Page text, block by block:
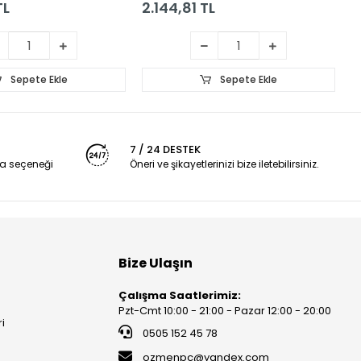
Sepete Ekle
2.144,81 TL
Sepete Ekle
seçeneği
7 / 24 DESTEK
Öneri ve şikayetlerinizi bize iletebilirsiniz.
Bize Ulaşın
Çalışma Saatlerimiz:
Pzt-Cmt 10:00 - 21:00 - Pazar 12:00 - 20:00
0505 152 45 78
ozmenpc@yandex.com